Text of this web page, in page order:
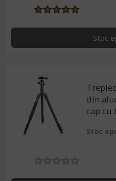
Stoc
din
cap cu
telefon
Stoc